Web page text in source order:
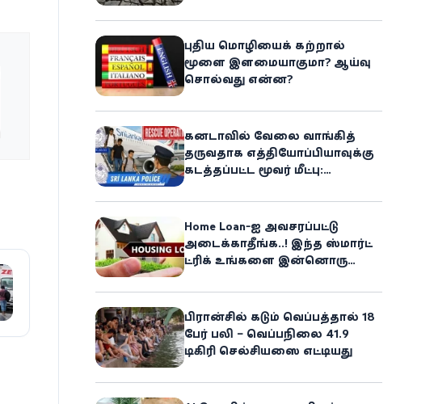
அபாயம் - உலக உணவுத் திட்டம்
எச்சரிக்கை!
புதிய மொழியைக் கற்றால்
மூளை இளமையாகுமா? ஆய்வு
சொல்வது என்ன?
கனடாவில் வேலை வாங்கித்
தருவதாக எத்தியோப்பியாவுக்கு
கடத்தப்பட்ட மூவர் மீட்பு:
Home Loan-ஐ அவசரப்பட்டு
அடைக்காதீங்க..! இந்த ஸ்மார்ட்
ட்ரிக் உங்களை இன்னொரு
உரிமையாளராக்கலாம்!
பிரான்சில் கடும் வெப்பத்தால் 18
பேர் பலி – வெப்பநிலை 41.9
டிகிரி செல்சியஸை எட்டியது